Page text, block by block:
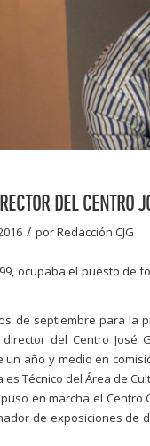
DEL CENTRO
/ porRedacción CJG
ocupaba el puesto de
de septiembre para la
del Centro José
año y medio en
Técnico del Área de
en marcha el Centro
de exposiciones de